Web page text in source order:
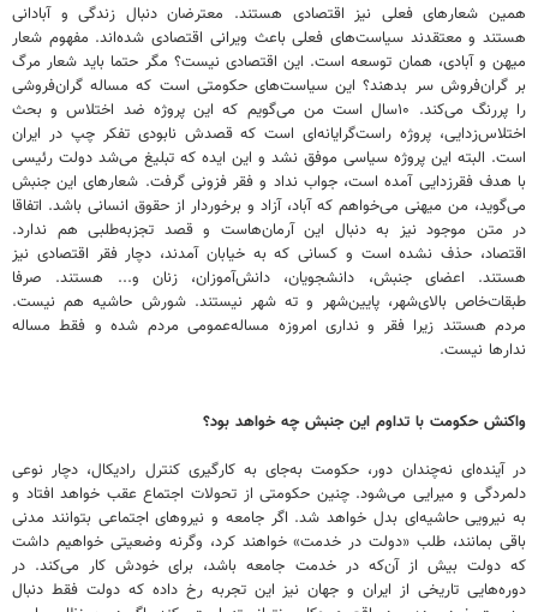
همین شعارهای فعلی نیز اقتصادی هستند. معترضان دنبال زندگی و آبادانی
هستند و معتقدند سیاست‌های فعلی باعث ویرانی اقتصادی شده‌اند. مفهوم شعار
میهن و آبادی، همان توسعه است. این اقتصادی نیست؟ مگر حتما باید شعار مرگ
بر گران‌فروش سر بدهند؟ این سیاست‌های حکومتی است که مساله گران‌فروشی
را پررنگ می‌کند. ۱۰سال است من می‌گویم که این پروژه ضد اختلاس و بحث
اختلاس‌زدایی، پروژه راست‌گرایانه‌ای است که قصدش نابودی تفکر چپ در ایران
است. البته این پروژه سیاسی موفق نشد و این ایده که تبلیغ می‌شد دولت رئیسی
با هدف فقرزدایی آمده است، جواب نداد و فقر فزونی گرفت. شعارهای این جنبش
می‌گوید، من میهنی می‌خواهم که آباد، آزاد و برخوردار از حقوق انسانی باشد. اتفاقا
در متن موجود نیز به دنبال این آرمان‌هاست و قصد تجزبه‌طلبی هم ندارد.
اقتصاد، حذف نشده است و کسانی که به خیابان آمدند، دچار فقر اقتصادی نیز
هستند. اعضای جنبش، دانشجویان، دانش‌آموزان، زنان و... هستند. صرفا
طبقات‌خاص بالای‌شهر، پایین‌شهر و ته شهر نیستند. شورش حاشیه هم نیست.
مردم هستند زیرا فقر و نداری امروزه مساله‌عمومی مردم شده و فقط مساله
ندارها نیست.
واکنش حکومت با تداوم این جنبش چه خواهد بود؟
در آینده‌ای نه‌چندان دور، حکومت به‌جای به کارگیری کنترل رادیکال، دچار نوعی
دلمردگی و میرایی می‌شود. چنین حکومتی از تحولات اجتماع عقب خواهد افتاد و
به نیرویی حاشیه‌ای بدل خواهد شد. اگر جامعه و نیروهای اجتماعی بتوانند مدنی
باقی بمانند، طلب «دولت در خدمت» خواهند کرد، وگرنه وضعیتی خواهیم داشت
که دولت بیش از آن‌که در خدمت جامعه باشد، برای خودش کار می‌کند. در
دوره‌هایی تاریخی از ایران و جهان نیز این تجربه رخ داده که دولت فقط دنبال